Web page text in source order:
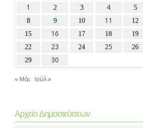
1 2 3 4 5
8 9 10 11 12
15 16 17 18 19
22 23 24 25 26
29 30
« Μάι Ιούλ »
Αρχείο Δημοσιεύσεων